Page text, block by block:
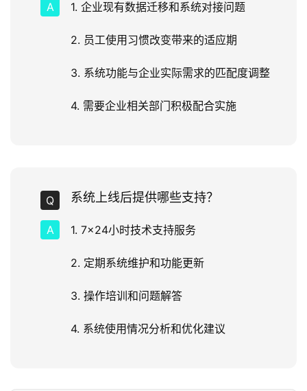
1. 企业现有数据迁移和系统对接问题
2. 员工使用习惯改变带来的适应期
3. 系统功能与企业实际需求的匹配度调整
4. 需要企业相关部门积极配合实施
系统上线后提供哪些支持？
1. 7×24小时技术支持服务
2. 定期系统维护和功能更新
3. 操作培训和问题解答
4. 系统使用情况分析和优化建议